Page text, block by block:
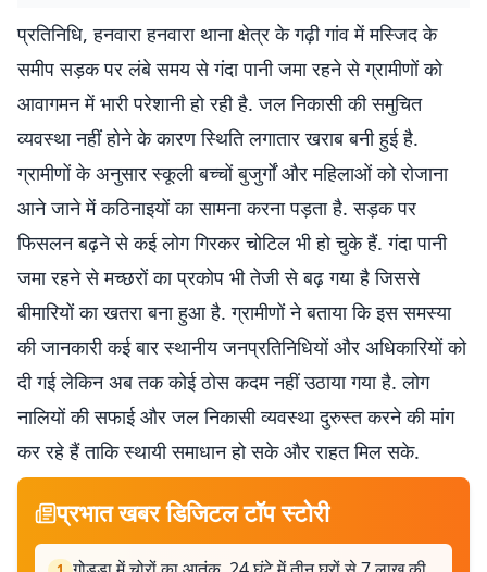
प्रतिनिधि, हनवारा हनवारा थाना क्षेत्र के गढ़ी गांव में मस्जिद के
समीप सड़क पर लंबे समय से गंदा पानी जमा रहने से ग्रामीणों को
आवागमन में भारी परेशानी हो रही है. जल निकासी की समुचित
व्यवस्था नहीं होने के कारण स्थिति लगातार खराब बनी हुई है.
ग्रामीणों के अनुसार स्कूली बच्चों बुजुर्गों और महिलाओं को रोजाना
आने जाने में कठिनाइयों का सामना करना पड़ता है. सड़क पर
फिसलन बढ़ने से कई लोग गिरकर चोटिल भी हो चुके हैं. गंदा पानी
जमा रहने से मच्छरों का प्रकोप भी तेजी से बढ़ गया है जिससे
बीमारियों का खतरा बना हुआ है. ग्रामीणों ने बताया कि इस समस्या
की जानकारी कई बार स्थानीय जनप्रतिनिधियों और अधिकारियों को
दी गई लेकिन अब तक कोई ठोस कदम नहीं उठाया गया है. लोग
नालियों की सफाई और जल निकासी व्यवस्था दुरुस्त करने की मांग
कर रहे हैं ताकि स्थायी समाधान हो सके और राहत मिल सके.
प्रभात खबर डिजिटल टॉप स्टोरी